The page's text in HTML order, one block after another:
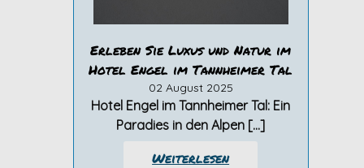
Erleben Sie Luxus und Natur im
Hotel Engel im Tannheimer Tal
02 August 2025
Hotel Engel im Tannheimer Tal: Ein
Paradies in den Alpen […]
Weiterlesen